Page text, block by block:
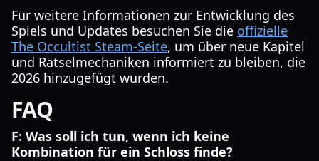
Für weitere Informationen zur Entwicklung des
Spiels und Updates besuchen Sie die offizielle
The Occultist Steam-Seite, um über neue Kapitel
und Rätselmechaniken informiert zu bleiben, die
2026 hinzugefügt wurden.
FAQ
F: Was soll ich tun, wenn ich keine
Kombination für ein Schloss finde?